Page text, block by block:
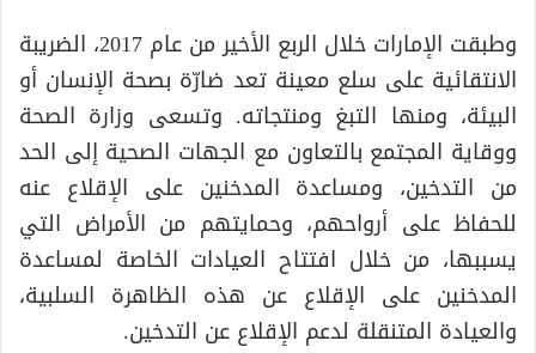
وطبقت الإمارات خلال الربع الأخير من عام 2017، الضريبة
الانتقائية على سلع معينة تعد ضارّة بصحة الإنسان أو
البيئة، ومنها التبغ ومنتجاته. وتسعى وزارة الصحة
ووقاية المجتمع بالتعاون مع الجهات الصحية إلى الحد
من التدخين، ومساعدة المدخنين على الإقلاع عنه
للحفاظ على أرواحهم، وحمايتهم من الأمراض التي
يسببها، من خلال افتتاح العيادات الخاصة لمساعدة
المدخنين على الإقلاع عن هذه الظاهرة السلبية،
والعيادة المتنقلة لدعم الإقلاع عن التدخين.